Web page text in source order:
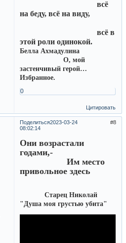
всё
на беду, всё на виду,
всё в
этой роли одинокой.
Белла Ахмадулина
О, мой
застенчивый герой…
Избранное.
0
Цитировать
Поделиться 8
2023-03-24
08:02:14
Они возрастали
годами,-
Им место
привольное здесь
Старец Николай
"Душа моя грустью убита"